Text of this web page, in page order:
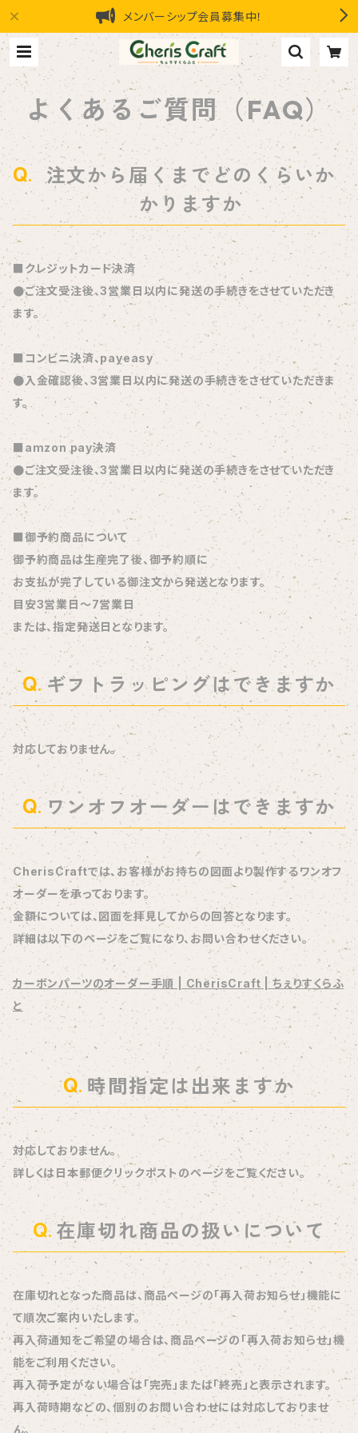
メンバーシップ会員募集中！
よくあるご質問（FAQ）
注文から届くまでどのくらいか
かりますか
■クレジットカード決済
●ご注文受注後、3営業日以内に発送の手続きをさせていただき
ます。
■コンビニ決済、payeasy
●入金確認後、3営業日以内に発送の手続きをさせていただきま
す。
■amzon pay決済
●ご注文受注後、3営業日以内に発送の手続きをさせていただき
ます。
■御予約商品について
御予約商品は生産完了後、御予約順に
お支払が完了している御注文から発送となります。
目安3営業日～7営業日
または、指定発送日となります。
ギフトラッピングはできますか
対応しておりません。
ワンオフオーダーはできますか
CherisCraftでは、お客様がお持ちの図面より製作するワンオフ
オーダーを承っております。
金額については、図面を拝見してからの回答となります。
詳細は以下のページをご覧になり、お問い合わせください。
カーボンパーツのオーダー手順 | CherisCraft | ちぇりすくらふ
と
時間指定は出来ますか
対応しておりません。
詳しくは日本郵便クリックポストのページをご覧ください。
在庫切れ商品の扱いについて
在庫切れとなった商品は、商品ページの「再入荷お知らせ」機能に
て順次ご案内いたします。
再入荷通知をご希望の場合は、商品ページの「再入荷お知らせ」機
能をご利用ください。
再入荷予定がない場合は「完売」または「終売」と表示されます。
再入荷時期などの、個別のお問い合わせには対応しておりませ
ん。